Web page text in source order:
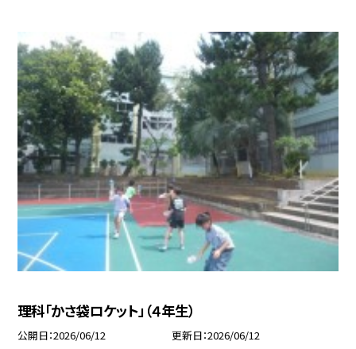
理科「かさ袋ロケット」（４年生）
公開日 2026/06/12 更新日 2026/06/12